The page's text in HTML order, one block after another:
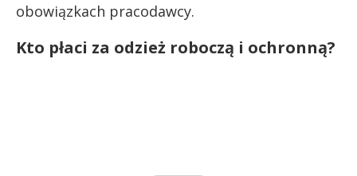
obowiązkach pracodawcy.
Kto płaci za odzież roboczą i ochronną?